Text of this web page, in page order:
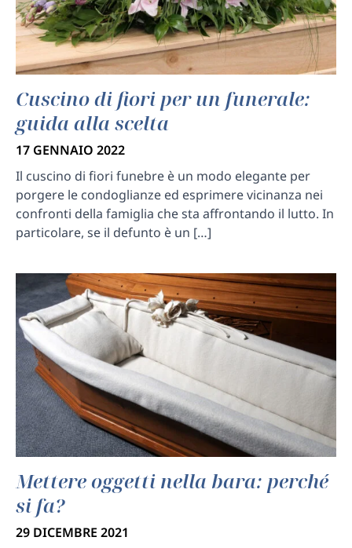
Cuscino di fiori per un funerale:
guida alla scelta
17 GENNAIO 2022
Il cuscino di fiori funebre è un modo elegante per
porgere le condoglianze ed esprimere vicinanza nei
confronti della famiglia che sta affrontando il lutto. In
particolare, se il defunto è un […]
Mettere oggetti nella bara: perché
si fa?
29 DICEMBRE 2021